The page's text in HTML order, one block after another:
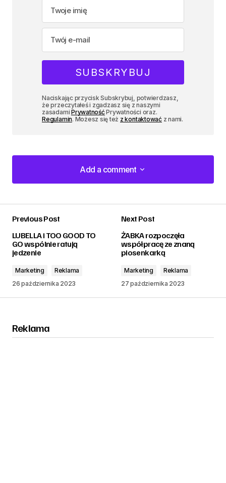
Naciskając przycisk Subskrybuj, potwierdzasz,
że przeczytałeś i zgadzasz się z naszymi
zasadamiPrywatnośćPrywatności oraz.
Regulamin. Możesz się też z kontaktowaćz nami.
Add a comment
Add a comment
zalogować
Previous Post
LUBELLA i TOO GOOD TO
GO wspólnie ratują
jedzenie
Marketing
Reklama
26 października 2023
Next Post
ŻABKA rozpoczęła
współpracę ze znaną
piosenkarką
Marketing
Reklama
27 października 2023
Reklama